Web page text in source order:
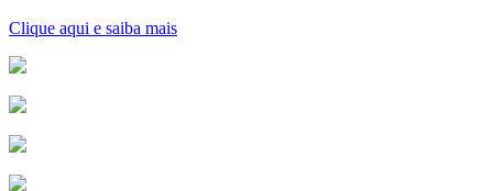
Clique aqui e saiba mais